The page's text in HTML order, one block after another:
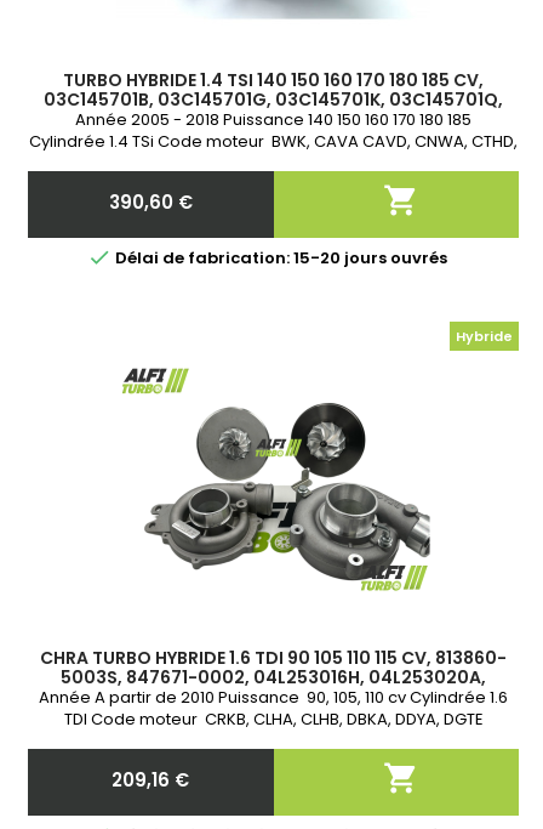
TURBO HYBRIDE 1.4 TSI 140 150 160 170 180 185 CV,
03C145701B, 03C145701G, 03C145701K, 03C145701Q,
53039700142, 53039700248
Année 2005 - 2018 Puissance 140 150 160 170 180 185
Cylindrée 1.4 TSi Code moteur BWK, CAVA CAVD, CNWA, CTHD,
Prix
390,60 € 
 Délai de fabrication: 15-20 jours ouvrés
Hybride
CHRA TURBO HYBRIDE 1.6 TDI 90 105 110 115 CV, 813860-
5003S, 847671-0002, 04L253016H, 04L253020A,
04L253020S, 04L253020H
Année A partir de 2010 Puissance 90, 105, 110 cv Cylindrée 1.6
TDI Code moteur CRKB, CLHA, CLHB, DBKA, DDYA, DGTE
Prix
209,16 € 